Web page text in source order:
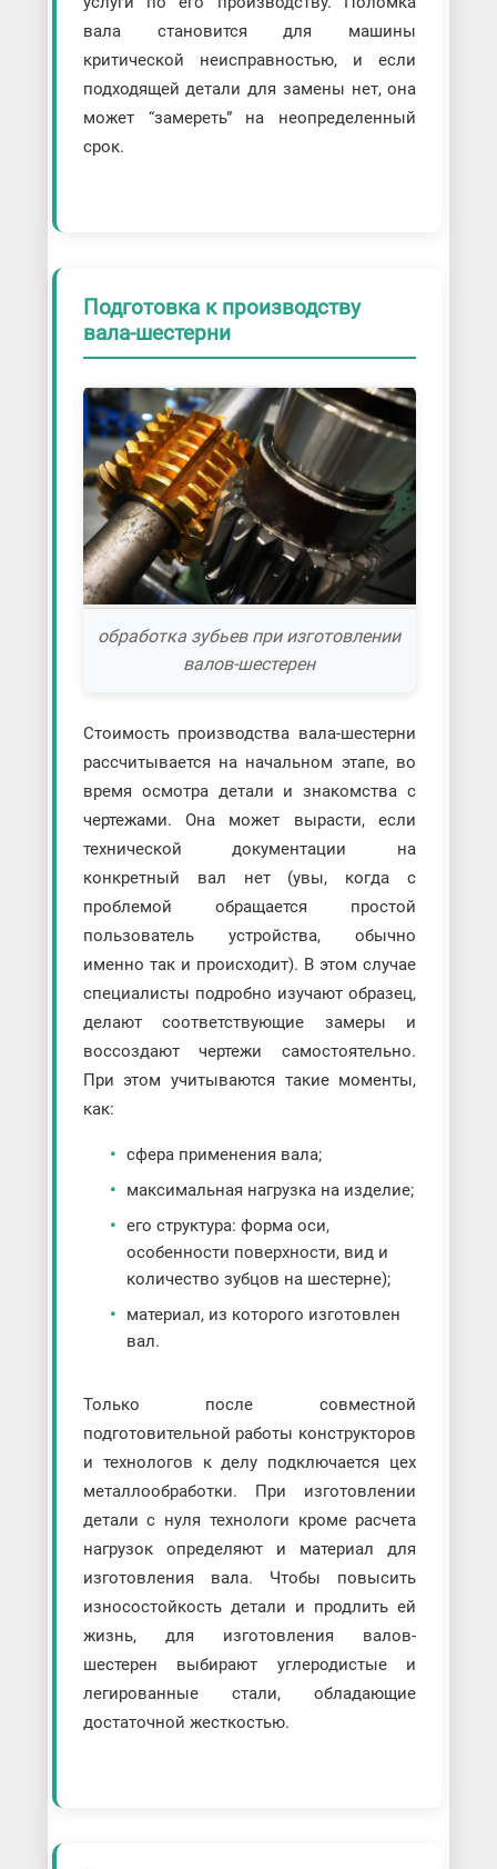
вала становится для машины
критической неисправностью, и если
подходящей детали для замены нет, она
может “замереть” на неопределенный
срок.
Подготовка к производству
вала-шестерни
обработка зубьев при изготовлении
валов-шестерен
Стоимость производства вала-шестерни
рассчитывается на начальном этапе, во
время осмотра детали и знакомства с
чертежами. Она может вырасти, если
технической документации на
конкретный вал нет (увы, когда с
проблемой обращается простой
пользователь устройства, обычно
именно так и происходит). В этом случае
специалисты подробно изучают образец,
делают соответствующие замеры и
воссоздают чертежи самостоятельно.
При этом учитываются такие моменты,
как:
сфера применения вала;
максимальная нагрузка на изделие;
его структура: форма оси,
особенности поверхности, вид и
количество зубцов на шестерне);
материал, из которого изготовлен
вал.
Только после совместной
подготовительной работы конструкторов
и технологов к делу подключается цех
металлообработки. При изготовлении
детали с нуля технологи кроме расчета
нагрузок определяют и материал для
изготовления вала. Чтобы повысить
износостойкость детали и продлить ей
жизнь, для изготовления валов-
шестерен выбирают углеродистые и
легированные стали, обладающие
достаточной жесткостью.